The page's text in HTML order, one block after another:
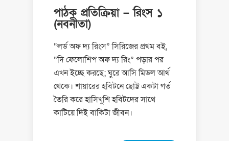
পাঠক প্রতিক্রিয়া – রিংস ১
(নবনীতা)
“লর্ড অফ দ্য রিংস” সিরিজের প্রথম বই,
“দি ফেলোশিপ অফ দ্য রিং” পড়ার পর
এখন ইচ্ছে করছে; ঘুরে আসি মিডল আর্থ
থেকে। শায়ারের হবিটনে ছোট্ট একটা গর্ত
তৈরি করে হাসিখুশি হবিটদের সাথে
কাটিয়ে দিই বাকিটা জীবন।